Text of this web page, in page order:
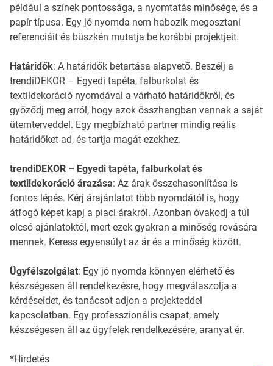
például a színek pontossága, a nyomtatás minősége, és a
papír típusa. Egy jó nyomda nem habozik megosztani
referenciáit és büszkén mutatja be korábbi projektjeit.
Határidők: A határidők betartása alapvető. Beszélj a
trendiDEKOR – Egyedi tapéta, falburkolat és
textildekoráció nyomdával a várható határidőkről, és
győződj meg arról, hogy azok összhangban vannak a saját
ütemterveddel. Egy megbízható partner mindig reális
határidőket ad, és tartja magát ezekhez.
trendiDEKOR – Egyedi tapéta, falburkolat és
textildekoráció árazása: Az árak összehasonlítása is
fontos lépés. Kérj árajánlatot több nyomdától is, hogy
átfogó képet kapj a piaci árakról. Azonban óvakodj a túl
olcsó ajánlatoktól, mert ezek gyakran a minőség rovására
mennek. Keress egyensúlyt az ár és a minőség között.
Ügyfélszolgálat: Egy jó nyomda könnyen elérhető és
készségesen áll rendelkezésre, hogy megválaszolja a
kérdéseidet, és tanácsot adjon a projekteddel
kapcsolatban. Egy professzionális csapat, amely
készségesen áll az ügyfelek rendelkezésére, aranyat ér.
*Hirdetés